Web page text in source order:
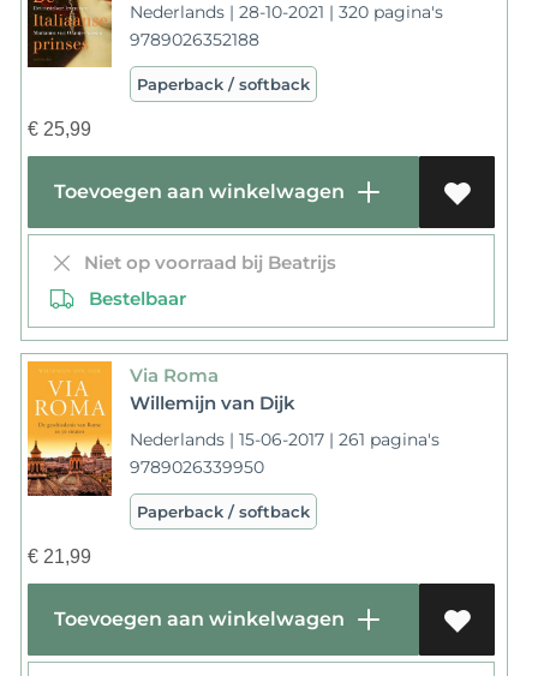
Nederlands | 28-10-2021 | 320 pagina's
9789026352188
Paperback / softback
€25,99
Toevoegen aan winkelwagen
Niet op voorraad bij Beatrijs
Bestelbaar
Via Roma
Willemijn van Dijk
Nederlands | 15-06-2017 | 261 pagina's
9789026339950
Paperback / softback
€21,99
Toevoegen aan winkelwagen